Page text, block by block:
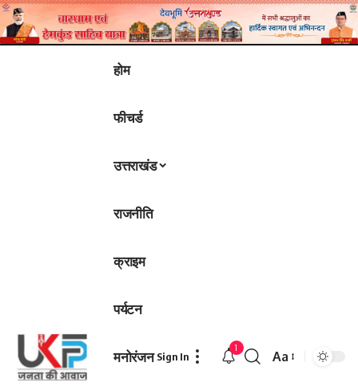
होम
फीचर्ड
उत्तराखंड
राजनीति
क्राइम
पर्यटन
मनोरंजन Sign In
1
Font
Aa